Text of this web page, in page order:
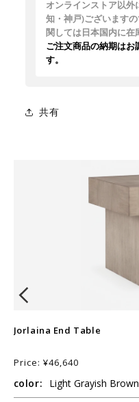
オンラインストア以
知・神戸)ございます
関しては日本国内に在
ご注文商品の納期はお
す。
共有
Jorlaina End Table
Price: ¥46,640
color: